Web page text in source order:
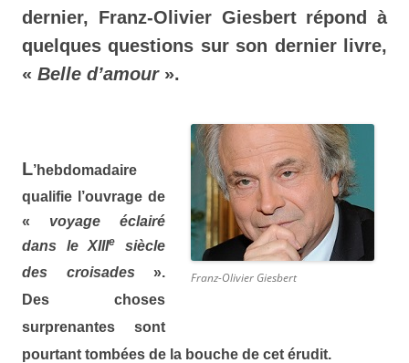
dernier, Franz-Olivier Giesbert répond à
quelques questions sur son dernier livre,
« Belle d’amour ».
Franz-Olivier Giesbert
L’hebdomadaire
qualifie l’ouvrage de
« voyage éclairé
dans le XIIIe
siècle
des croisades ».
Des choses
surprenantes sont
pourtant tombées de la bouche de cet érudit.